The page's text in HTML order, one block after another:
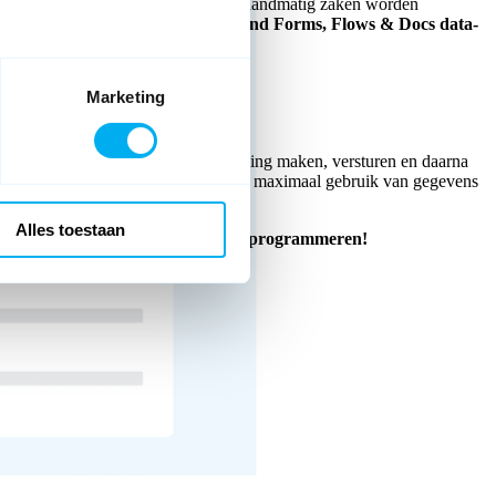
Marketing
Alles toestaan
uitgewisseld? Met de
Diamond Forms, Flows & Docs data-
u formulieren vanuit uw omgeving maken, versturen en daarna
u feilloos alle processen, maakt u maximaal gebruik van gegevens
foutloos, snel én veilig.
low code configuratie,
zonder te programmeren!